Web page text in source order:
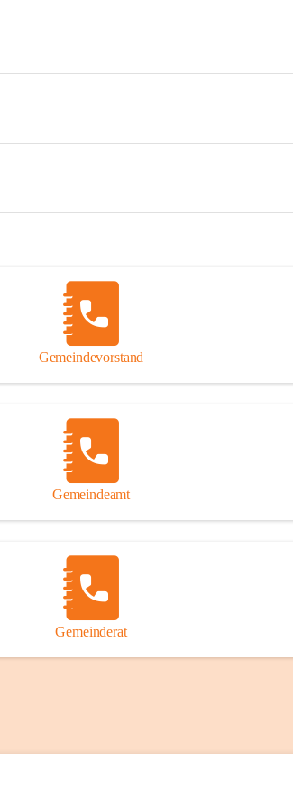
Gemeindevorstand
Gemeindeamt
Gemeinderat